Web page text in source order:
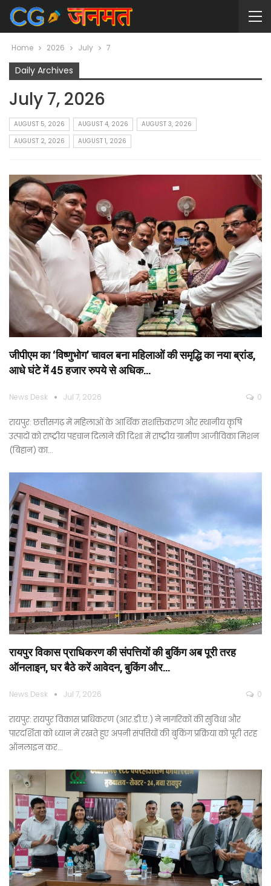
Home 2026 July 7
Daily Archives
July 7, 2026
AUGUST 5, 2026 AUGUST 4, 2026
AUGUST 3, 2026
AUGUST 2, 2026
AUGUST 1, 2026
जीपीएम का ‘विष्णुभोग’ चावल बना महिलाओं की समृद्धि का नया ब्रांड,
आधे घंटे में 45 हजार रुपये से अधिक…
News Desk Jul 7, 2026 0
रायपुर: छत्तीसगढ़ में महिलाओं के आर्थिक सशक्तिकरण और स्थानीय कृषि
उत्पादों को राष्ट्रीय पहचान दिलाने की दिशा में राष्ट्रीय ग्रामीण आजीविका मिशन
(बिहान) का…
रायपुर विकास प्राधिकरण की संपत्तियों की बुकिंग अब पूरी तरह
ऑनलाइन, घर बैठे करें आवेदन, बुकिंग और…
News Desk Jul 7, 2026 0
रायपुर: रायपुर विकास प्राधिकरण (आर.डी.ए.) ने नागरिकों की सुविधा और
पारदर्शिता को ध्यान में रखते हुए अपनी संपत्तियों की बुकिंग प्रक्रिया को पूरी तरह
ऑनलाइन कर…